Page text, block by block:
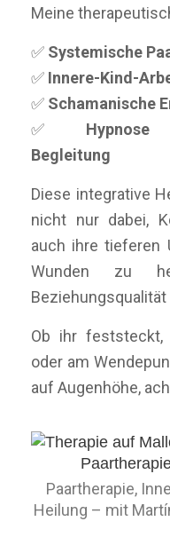
Meine
✅ Systemische
✅ Innere-Kind-
✅ Schamanische
✅ Hypnose
Begleitung
Diese integrative
nicht nur dabei,
auch ihre tieferen
Wunden zu
Ob ihr
oder am
auf Augenhöhe,
Paartherapie,
Heilung – mit